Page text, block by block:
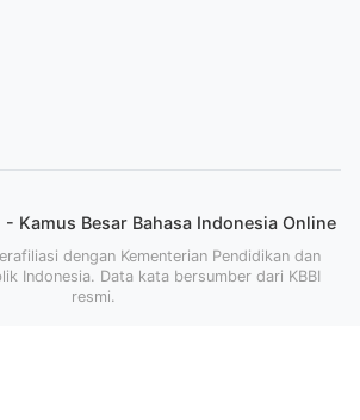
Kamus Besar Bahasa Indonesia Online
dengan Kementerian Pendidikan dan
Indonesia. Data kata bersumber dari KBBI
resmi.